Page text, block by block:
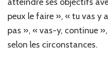
atteindre ses objectifs
peux le faire », « tu vas y
pas », « vas-y, continue
selon les circonstances.